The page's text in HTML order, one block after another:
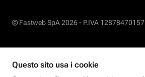
© Fastweb SpA 2026 - P.IVA 12878470157